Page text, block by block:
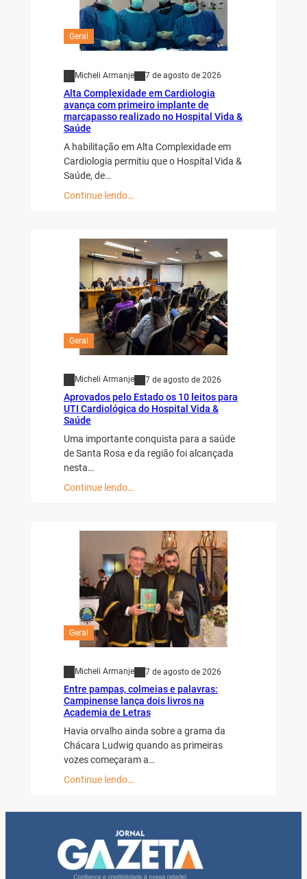
Geral
Micheli Armanje 7 de agosto de 2026
Alta Complexidade em Cardiologia
avança com primeiro implante de
marcapasso realizado no Hospital Vida &
Saúde
A habilitação em Alta Complexidade em
Cardiologia permitiu que o Hospital Vida &
Saúde, de…
Continue lendo…
Geral
Micheli Armanje 7 de agosto de 2026
Aprovados pelo Estado os 10 leitos para
UTI Cardiológica do Hospital Vida &
Saúde
Uma importante conquista para a saúde
de Santa Rosa e da região foi alcançada
nesta…
Continue lendo…
Geral
Micheli Armanje 7 de agosto de 2026
Entre pampas, colmeias e palavras:
Campinense lança dois livros na
Academia de Letras
Havia orvalho ainda sobre a grama da
Chácara Ludwig quando as primeiras
vozes começaram a…
Continue lendo…